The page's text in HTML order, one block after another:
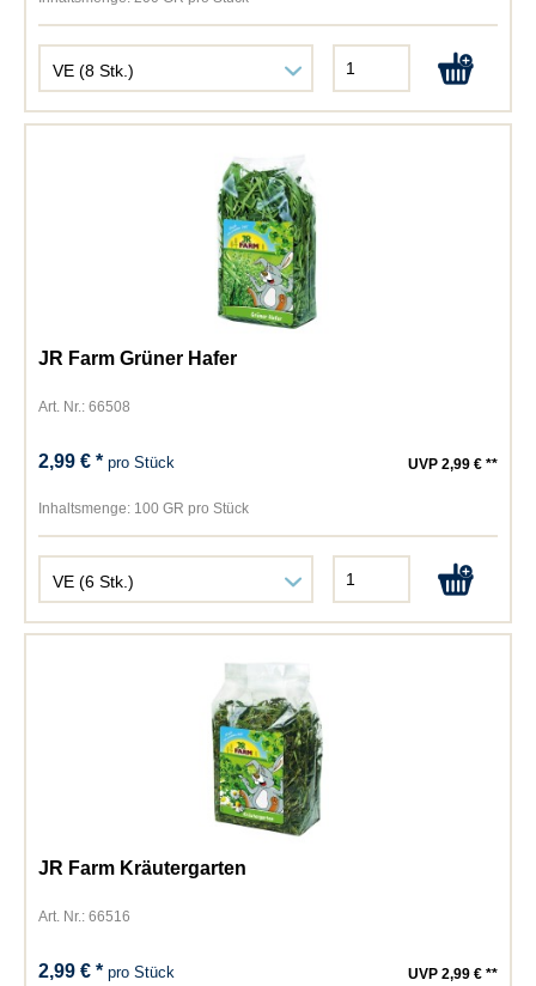
JR Farm Grüner Hafer
Art. Nr.: 66508
2,99 € *pro Stück UVP 2,99 € **
Inhaltsmenge: 100 GR pro Stück
JR Farm Kräutergarten
Art. Nr.: 66516
2,99 € *pro Stück UVP 2,99 € **